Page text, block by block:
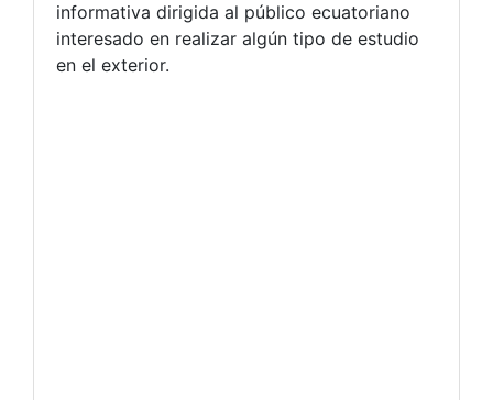
informativa dirigida al público ecuatoriano
interesado en realizar algún tipo de estudio
en el exterior.